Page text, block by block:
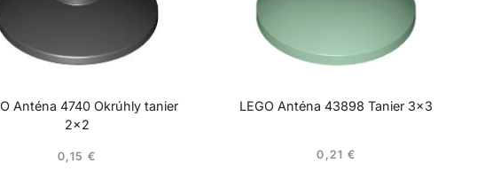
Anténa 4740 Okrúhly tanier
2×2
0,15€
LEGO Anténa 43898 Tanier 3×3
0,21 €